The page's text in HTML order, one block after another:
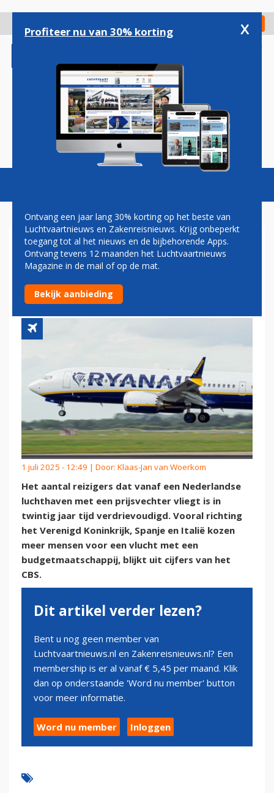
gaan
Check in
Magazine Podcasts Vacatures
PRIJSVECHTERS STEEDS
MEER INGEBURGERD, MAAR
VERSCHILLEN VERVAGEN
1 juli 2025 - 12:49 | Door: Klaas-Jan van Woerkom
Het aantal reizigers dat vanaf een Nederlandse
luchthaven met een prijsvechter vliegt is in
twintig jaar tijd verdrievoudigd. Vooral richting
het Verenigd Koninkrijk, Spanje en Italië kozen
meer mensen voor een vlucht met een
budgetmaatschappij, blijkt uit cijfers van het
CBS.
Dit artikel verder lezen?
Bent u nog geen member van
Luchtvaartnieuws.nl en Zakenreisnieuws.nl? Een
membership is er al vanaf € 5,45 per maand. Klik
dan op onderstaande 'Word nu member' button
voor meer informatie.
Word nu member Inloggen
Profiteer nu van 30% korting x
Ontvang een jaar lang 30% korting op het beste van
Luchtvaartnieuws en Zakenreisnieuws. Krijg onbeperkt
toegang tot al het nieuws en de bijbehorende Apps.
Ontvang tevens 12 maanden het Luchtvaartnieuws
Magazine in de mail of op de mat.
Bekijk aanbieding